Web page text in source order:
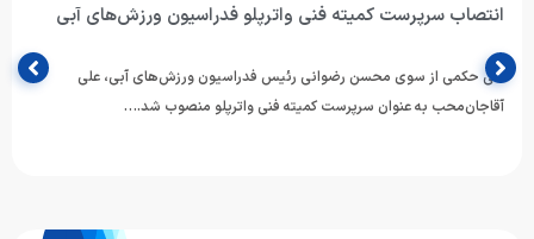
انتصاب سرپرست کمیته فنی واترپلو فدراسیون ورزش‌های آبی
طی حکمی از سوی محسن رضوانی رئیس فدراسیون ورزش‌های آبی، علی
آقاجان‌محب به عنوان سرپرست کمیته فنی واترپلو منصوب شد.…